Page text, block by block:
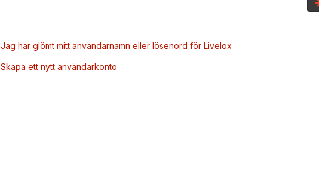
Jag har glömt mitt användarnamn eller lösenord för Livelox
Skapa ett nytt användarkonto